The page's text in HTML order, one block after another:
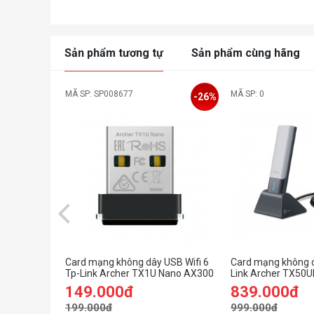
Sản phẩm tương tự Sản phẩm cùng hãng
MÃ SP: SP008677
Card mạng không dây USB Wifi 6
Tp-Link Archer TX1U Nano AX300
149.000đ
199.000đ
-26% MÃ SP: 0
Card mạng không
Link Archer
AX3000
839.000đ
999.000đ